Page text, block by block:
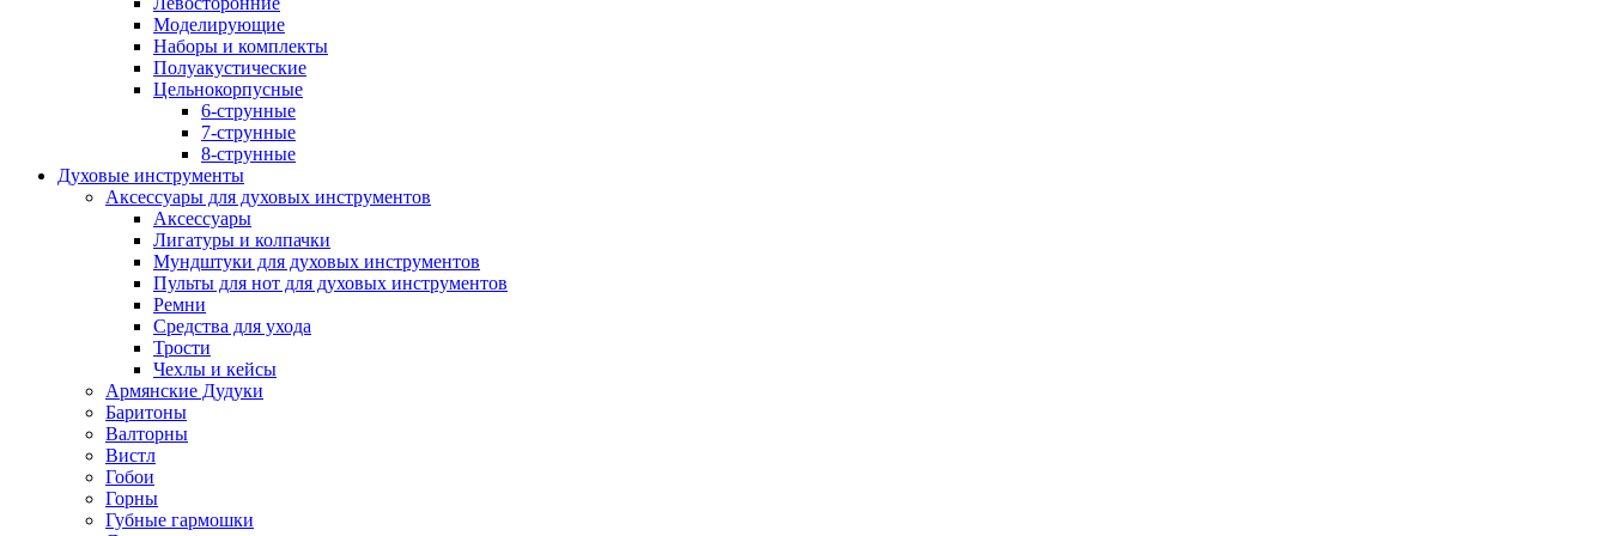
Моделирующие
Наборы и комплекты
Полуакустические
Цельнокорпусные
6-струнные
7-струнные
8-струнные
Духовые инструменты
Аксессуары для духовых инструментов
Аксессуары
Лигатуры и колпачки
Мундштуки для духовых инструментов
Пульты для нот для духовых инструментов
Ремни
Средства для ухода
Трости
Чехлы и кейсы
Армянские Дудуки
Баритоны
Валторны
Вистл
Гобои
Горны
Губные гармошки